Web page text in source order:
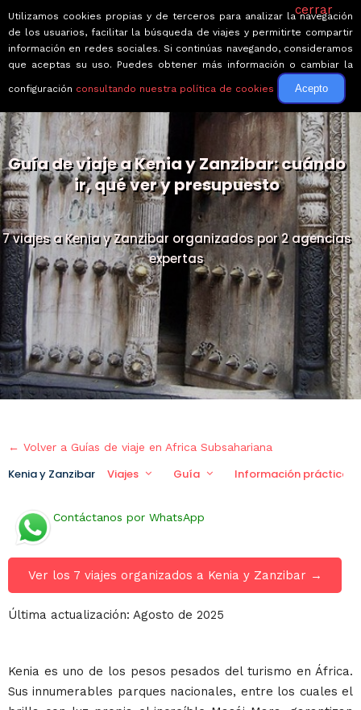
Guía de viaje a Kenia y Zanzibar: cuándo
ir, qué ver y presupuesto
7 viajes a Kenia y Zanzibar organizados por 2 agencias
expertas
← Volver a Guías de viaje en Africa Subsahariana
Kenia y Zanzibar Viajes Guía Información práctica
Contáctanos por WhatsApp
Ver los 7 viajes organizados a Kenia y Zanzibar →
Última actualización: Agosto de 2025
Kenia es uno de los pesos pesados del turismo en África.
Sus innumerables parques nacionales, entre los cuales el
cerrar
Utilizamos cookies propias y de terceros para analizar la navegación
de los usuarios, facilitar la búsqueda de viajes y permitirte compartir
información en redes sociales. Si continúas navegando, consideramos
que aceptas su uso. Puedes obtener más información o cambiar la
configuración consultando nuestra política de cookies Acepto